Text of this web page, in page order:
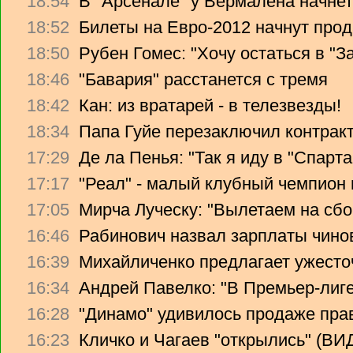
18:52 Билеты на Евро-2012 начнут
18:50 Рубен Гомес: "Хочу остаться в
18:46 "Бавария" расстанется с тремя
18:42 Кан: из вратарей - в телезвезды!
18:34 Папа Гуйе перезаключил
17:29 Де ла Пенья: "Так я иду в
17:17 "Реал" - малый клубный чемпион
17:05 Мирча Луческу: "Вылетаем на
16:46 Рабинович назвал зарплаты
16:39 Михайличенко предлагает
16:34 Андрей Павелко: "В Премьер-
16:28 "Динамо" удивилось продаже
16:23 Кличко и Чагаев "открылись"